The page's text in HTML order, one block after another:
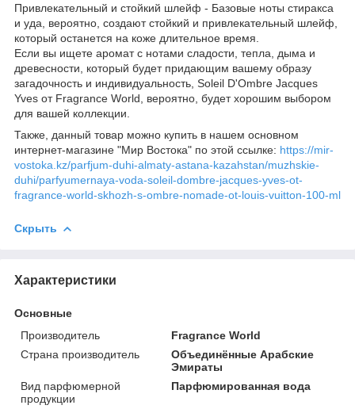
Привлекательный и стойкий шлейф - Базовые ноты стиракса
и уда, вероятно, создают стойкий и привлекательный шлейф,
который останется на коже длительное время.
Если вы ищете аромат с нотами сладости, тепла, дыма и
древесности, который будет придающим вашему образу
загадочность и индивидуальность, Soleil D'Ombre Jacques
Yves от Fragrance World, вероятно, будет хорошим выбором
для вашей коллекции.
Также, данный товар можно купить в нашем основном
интернет-магазине "Мир Востока" по этой ссылке: https://mir-
vostoka.kz/parfjum-duhi-almaty-astana-kazahstan/muzhskie-
duhi/parfyumernaya-voda-soleil-dombre-jacques-yves-ot-
fragrance-world-skhozh-s-ombre-nomade-ot-louis-vuitton-100-ml
Скрыть
Характеристики
Основные
Производитель
Fragrance World
Страна производитель
Объединённые Арабские
Эмираты
Вид парфюмерной
продукции
Парфюмированная вода